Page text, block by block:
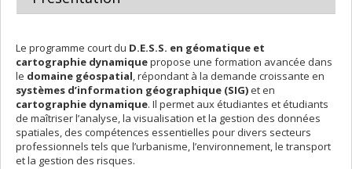
Le programme court du D.E.S.S. en géomatique et
cartographie dynamiquepropose une formation avancée dans
le domaine géospatial, répondant à la demande croissante en
systèmes d’information géographique (SIG)et en
cartographie dynamique. Il permet aux étudiantes et étudiants
de maîtriser l’analyse, la visualisation et la gestion des données
spatiales, des compétences essentielles pour divers secteurs
professionnels tels que l’urbanisme, l’environnement, le transport
et la gestion des risques.